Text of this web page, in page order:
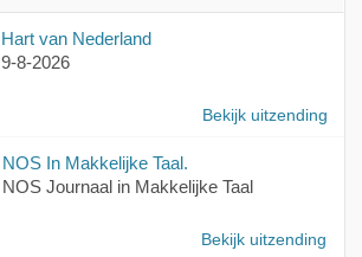
Hart van Nederland
9-8-2026
Bekijk uitzending
NOS In Makkelijke Taal.
NOS Journaal in Makkelijke Taal
Bekijk uitzending